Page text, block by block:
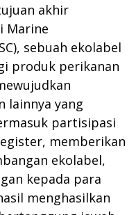
akhir
Marine
sebuah ekolabel
produk perikanan
lainnya yang
partisipasi
memberikan
ekolabel,
kepada para
menghasilkan